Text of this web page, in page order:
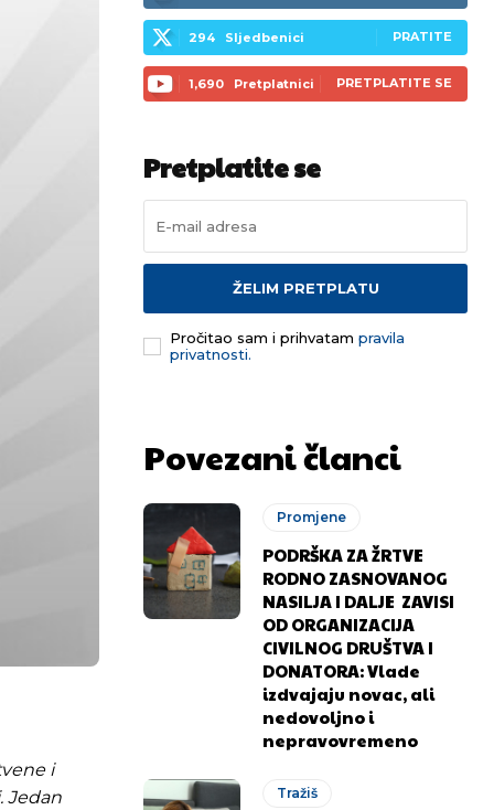
i
Jedan
294 Sljedbenici PRATITE
1,690 Pretplatnici PRETPLATITE SE
Pretplatite se
ŽELIM PRETPLATU
Pročitao sam i prihvatam pravila
privatnosti.
Povezani članci
Promjene
PODRŠKA ZA ŽRTVE
RODNO ZASNOVANOG
NASILJA I DALJE ZAVISI
OD ORGANIZACIJA
CIVILNOG DRUŠTVA I
DONATORA: Vlade
izdvajaju novac, ali
nedovoljno i
nepravovremeno
Tražiš